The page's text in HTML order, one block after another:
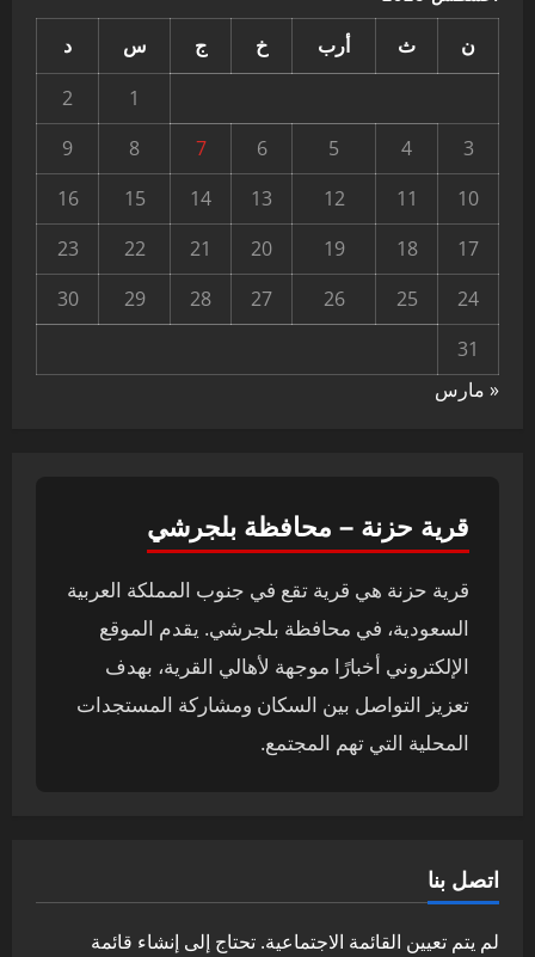
ن ث أرب خ ج س
د
1
2
3
4
5
6
7
8
9
10
11
12
13
14
15
16
17
18
19
20
21
22
23
24
25
26
27
28
29
30
31
« مارس
قرية حزنة – محافظة بلجرشي
قرية حزنة هي قرية تقع في جنوب المملكة العربية
السعودية، في محافظة بلجرشي. يقدم الموقع
الإلكتروني أخبارًا موجهة لأهالي القرية، بهدف
تعزيز التواصل بين السكان ومشاركة المستجدات
المحلية التي تهم المجتمع.
اتصل بنا
لم يتم تعيين القائمة الاجتماعية. تحتاج إلى إنشاء قائمة